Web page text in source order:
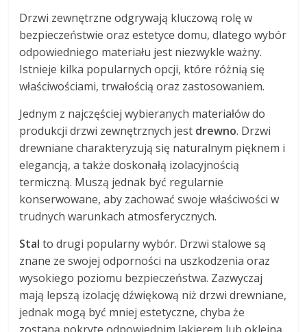
Drzwi zewnętrzne odgrywają kluczową rolę w
bezpieczeństwie oraz estetyce domu, dlatego wybór
odpowiedniego materiału jest niezwykle ważny.
Istnieje kilka popularnych opcji, które różnią się
właściwościami, trwałością oraz zastosowaniem.
Jednym z najczęściej wybieranych materiałów do
produkcji drzwi zewnętrznych jest drewno. Drzwi
drewniane charakteryzują się naturalnym pięknem i
elegancją, a także doskonałą izolacyjnością
termiczną. Muszą jednak być regularnie
konserwowane, aby zachować swoje właściwości w
trudnych warunkach atmosferycznych.
Stal to drugi popularny wybór. Drzwi stalowe są
znane ze swojej odporności na uszkodzenia oraz
wysokiego poziomu bezpieczeństwa. Zazwyczaj
mają lepszą izolację dźwiękową niż drzwi drewniane,
jednak mogą być mniej estetyczne, chyba że